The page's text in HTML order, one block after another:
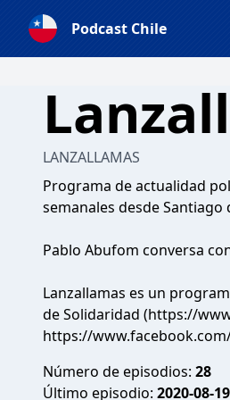
Podcast Chile
LANZALLAMAS
Programa de actualidad
semanales desde Santiago
Pablo Abufom conversa
Lanzallamas es un
de Solidaridad (https://
https://
Número de episodios: 28
Último episodio: 2020-08-19